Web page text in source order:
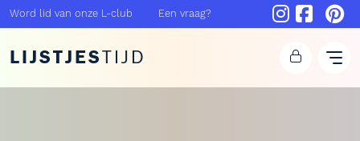
Word lid van onze L-club Een vraag?
LIJSTJESTIJD